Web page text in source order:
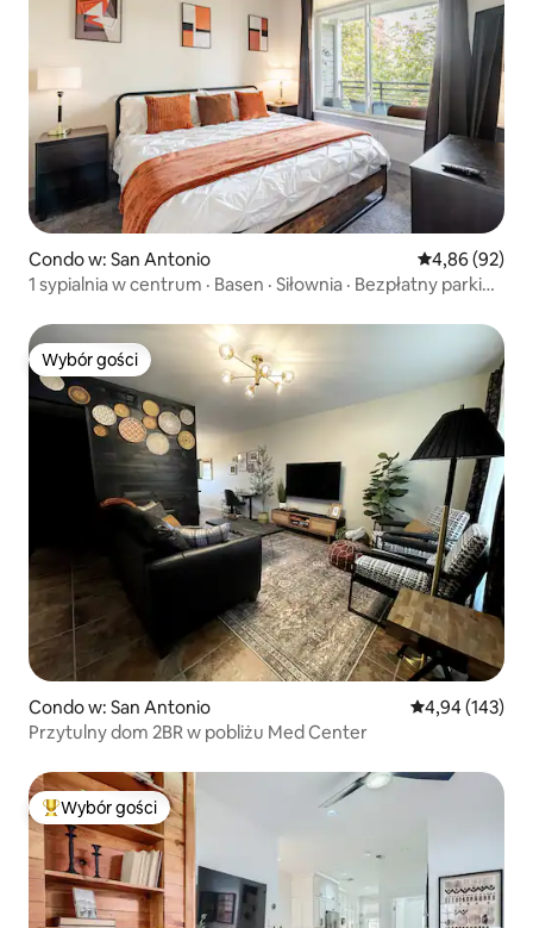
Condo w: San Antonio Średnia
4,86 (92)
1 sypialnia w centrum · Basen · Siłownia · Bezpłatny parking
Wybór gości
Wybór gości
Condo w: San Antonio Średnia
4,94 (143)
Przytulny dom 2BR w pobliżu Med Center
Najpopularniejsze z kategorii Wybór gości
Wybór gości